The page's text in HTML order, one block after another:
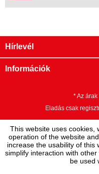
Hírlevél
Információk
* Az
Eladás csak
This website uses cookies,
operation of the website
increase the usability of this
simplify interaction with
be used